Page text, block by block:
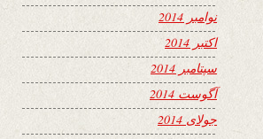
نوامبر 2014
اکتبر 2014
سپتامبر 2014
آگوست 2014
جولای 2014